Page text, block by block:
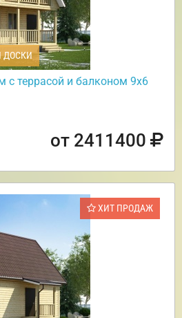
ДОСКИ
террасой и балконом 9х6
от 2411400
ХИТ ПРОДАЖ